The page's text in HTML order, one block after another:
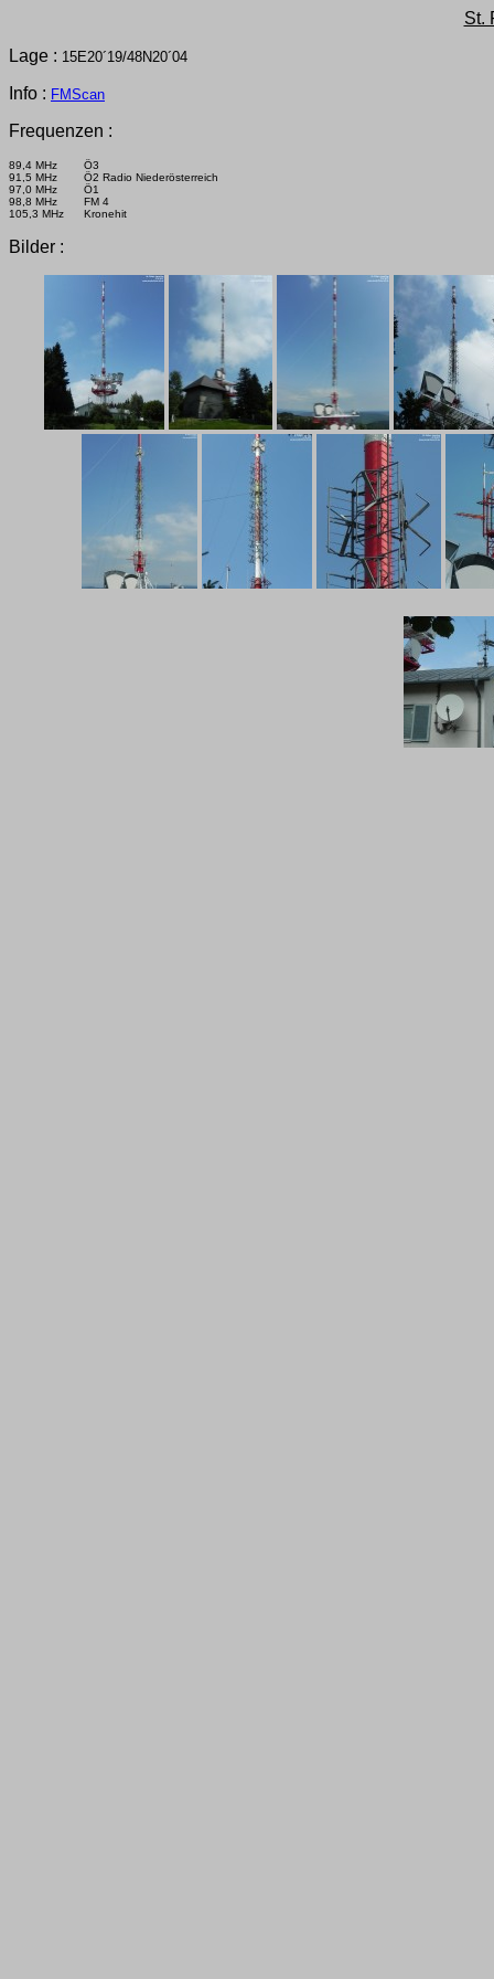
St.
Lage : 15E20´19/48N20´04
Info : FMScan
Frequenzen :
89,4 MHz Ö3
91,5 MHz Ö2 Radio Niederösterreich
97,0 MHz Ö1
98,8 MHz FM 4
105,3 MHz Kronehit
Bilder :